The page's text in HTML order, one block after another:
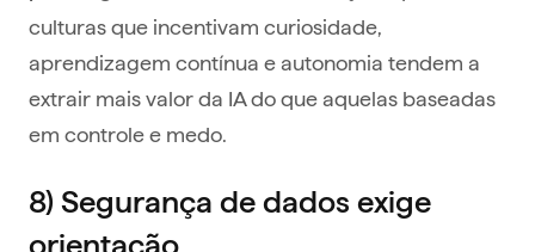
culturas que incentivam curiosidade,
aprendizagem contínua e autonomia tendem a
extrair mais valor da IA do que aquelas baseadas
em controle e medo.
8) Segurança de dados exige
orientação